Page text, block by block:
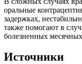
оральные
задержках,
также помогают в
болезненных
Источники